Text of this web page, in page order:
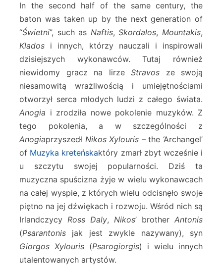
In the second half of the same century, the
baton was taken up by the next generation of
“Świetni”, such as Naftis,Skordalos,Mountakis,
Klados i innych, którzy nauczali i inspirowali
dzisiejszych wykonawców. Tutaj również
niewidomy gracz na lirze Stravos ze swoją
niesamowitą wrażliwością i umiejętnościami
otworzył serca młodych ludzi z całego świata.
Anogia i zrodziła nowe pokolenie muzyków. Z
tego pokolenia, a w szczególności z
Anogiaprzyszedł Nikos Xylouris – the ‘Archangel’
of Muzyka kreteńskaktóry zmarł zbyt wcześnie i
u szczytu swojej popularności. Dziś ta
muzyczna spuścizna żyje w wielu wykonawcach
na całej wyspie, z których wielu odcisnęło swoje
piętno na jej dźwiękach i rozwoju. Wśród nich są
Irlandczycy Ross Daly, Nikos’ brother Antonis
(Psarantonis jak jest zwykle nazywany), syn
Giorgos Xylouris (Psarogiorgis) i wielu innych
utalentowanych artystów.